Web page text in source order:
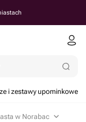
i zestawy upominkowe
w Norabac